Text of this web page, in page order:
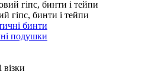
гіпс, бинти і тейпи
бинти
подушки